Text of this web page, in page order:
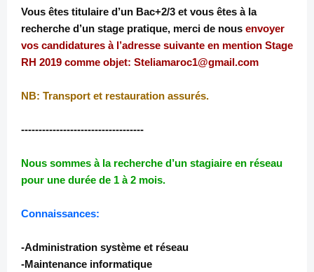
Vous êtes titulaire d’un Bac+2/3 et vous êtes à la
recherche d’un stage pratique, merci de nous envoyer
vos candidatures à l’adresse suivante en mention Stage
RH 2019 comme objet: Steliamaroc1@gmail.com
NB: Transport et restauration assurés.
-----------------------------------
Nous sommes à la recherche d’un stagiaire en réseau
pour une durée de 1 à 2 mois.
Connaissances:
-Administration système et réseau
-Maintenance informatique